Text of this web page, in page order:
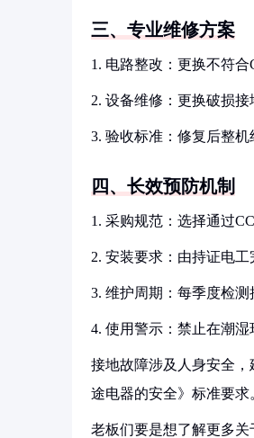
三、专业维修方案
1. 电路整改：更换不符合
2. 设备维修：更换破损
3. 验收标准：修复后整
四、长效预防机制
1. 采购规范：选择通过
2. 安装要求：由持证电工
3. 维护周期：每季度检测
4. 使用警示：禁止在潮湿
接地故障涉及人身安全，
途电器的安全》标准要求
老板们要是想了解更多